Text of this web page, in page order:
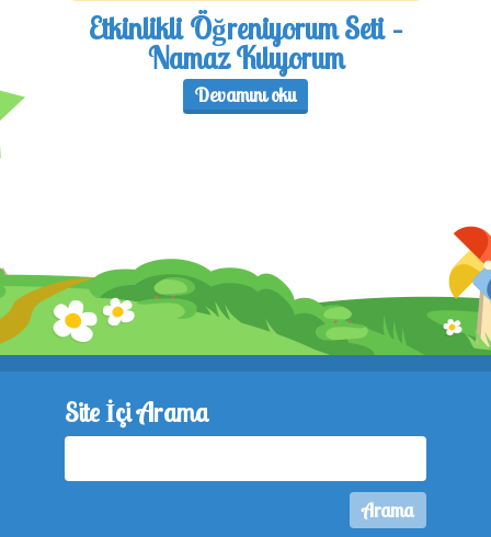
Etkinlikli Öğreniyorum Seti –
Namaz Kılıyorum
Devamını oku
Site İçi Arama